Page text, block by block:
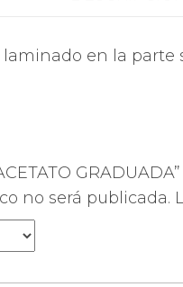
en la
GRADUADA”
no será publicada.